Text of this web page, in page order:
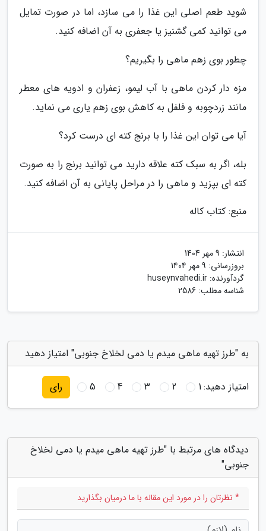
شوید طعم اصلی این غذا را می سازد، اما در صورت تمایل
می توانید کمی گشنیز یا جعفری به آن اضافه کنید.
چطور بوی زهم ماهی را بگیریم؟
مزه دار کردن ماهی با آب لیمو، زعفران و ادویه های معطر
مانند زردچوبه و فلفل به کاهش بوی زهم یاری می نماید.
آیا می توان این غذا را با برنج کته ای درست کرد؟
بله، اگر به سبک کته علاقه دارید می توانید برنج را به صورت
کته ای بپزید و ماهی را در مراحل پایانی به آن اضافه کنید.
منبع: کتاب کاله
انتشار: 9 مهر 1404
بروزرسانی: 9 مهر 1404
گردآورنده: huseynvahedi.ir
شناسه مطلب: 2586
به "طرز تهیه ماهی میدم یا دمی لخلاخ جنوبی" امتیاز دهید
امتیاز دهید:1
2
3
4
5 رای
دیدگاه های مرتبط با "طرز تهیه ماهی میدم یا دمی لخلاخ
جنوبی"
* نظرتان را در مورد این مقاله با ما درمیان بگذارید